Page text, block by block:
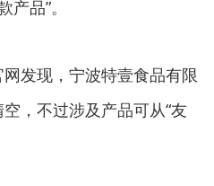
品”。
发现，宁波特壹食品有限
，不过涉及产品可从“友